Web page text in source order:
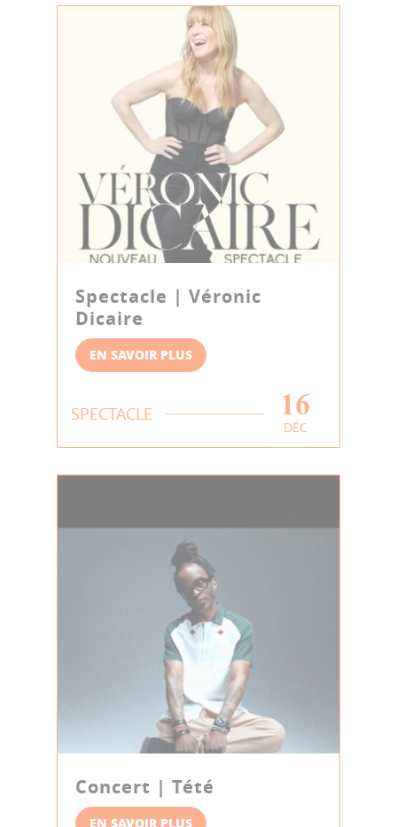
Spectacle | Véronic
Dicaire
EN SAVOIR PLUS
SPECTACLE 16
DÉC
Concert | Tété
EN SAVOIR PLUS